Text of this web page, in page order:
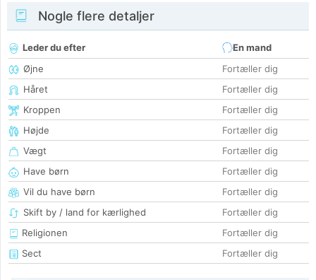
Nogle flere detaljer
Leder du efter
En mand
Øjne
Fortæller dig
Håret
Fortæller dig
Kroppen
Fortæller dig
Højde
Fortæller dig
Vægt
Fortæller dig
Have børn
Fortæller dig
Vil du have børn
Fortæller dig
Skift by / land for kærlighed
Fortæller dig
Religionen
Fortæller dig
Sect
Fortæller dig